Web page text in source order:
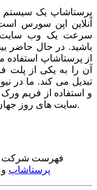
پرستاشاپ یک
آنلاین اپن سورس
سرعت یک وب سایت
از پرستاشاپ
آن را به یکی از پلت
تبدیل می کند. ما در
و استفاده از فریم
سایت های روز جهان را برای شما طراحی می کنیم.
فهرست شرکت
پرستاشاپ و